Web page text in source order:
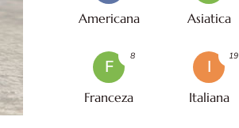
Americana Asiatica
F
Franceza
8
I
Italiana
19